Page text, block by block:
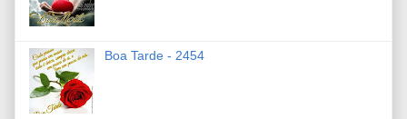
Boa Tarde - 2454